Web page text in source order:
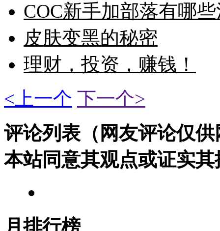
COC新手加部落有哪
皮肤变黑的秘密
理财，投资，赚钱！
<上一个 下一个>
评论列表（网友评论仅
本站同意其观点或证实其
月排行榜